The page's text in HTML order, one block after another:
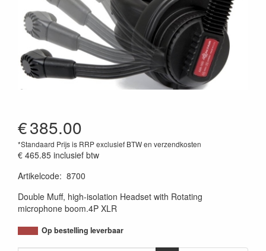
€385.00
*Standaard Prijs is RRP exclusief BTW en verzendkosten
€ 465.85 inclusief btw
Artikelcode: 8700
Double Muff, high-isolation Headset with Rotating
microphone boom.4P XLR
Op bestelling leverbaar